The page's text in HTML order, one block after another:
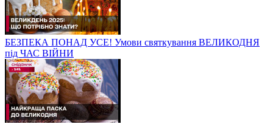
БЕЗПЕКА ПОНАД УСЕ! Умови святкування ВЕЛИКОДНЯ
під ЧАС ВІЙНИ